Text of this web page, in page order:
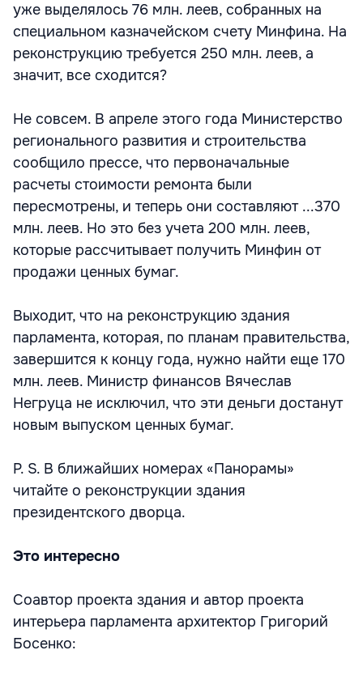
уже выделялось 76 млн. леев, собранных на
специальном казначейском счету Минфина. На
реконструкцию требуется 250 млн. леев, а
значит, все сходится?
Не совсем. В апреле этого года Министерство
регионального развития и строительства
сообщило прессе, что первоначальные
расчеты стоимости ремонта были
пересмотрены, и теперь они составляют ...370
млн. леев. Но это без учета 200 млн. леев,
которые рассчитывает получить Минфин от
продажи ценных бумаг.
Выходит, что на реконструкцию здания
парламента, которая, по планам правительства,
завершится к концу года, нужно найти еще 170
млн. леев. Министр финансов Вячеслав
Негруца не исключил, что эти деньги достанут
новым выпуском ценных бумаг.
P. S. В ближайших номерах «Панорамы»
читайте о реконструкции здания
президентского дворца.
Это интересно
Соавтор проекта здания и автор проекта
интерьера парламента архитектор Григорий
Босенко: